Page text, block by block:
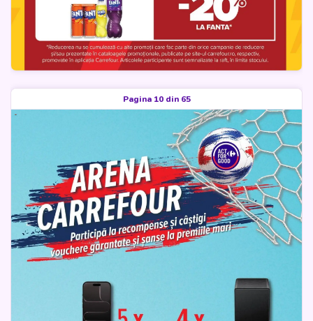
Pagina 10 din 65